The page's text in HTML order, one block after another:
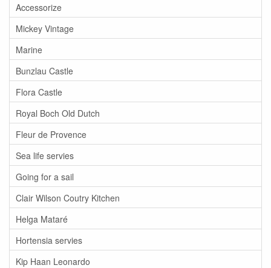
Accessorize
Mickey Vintage
Marine
Bunzlau Castle
Flora Castle
Royal Boch Old Dutch
Fleur de Provence
Sea life servies
Going for a sail
Clair Wilson Coutry Kitchen
Helga Mataré
Hortensia servies
Kip Haan Leonardo